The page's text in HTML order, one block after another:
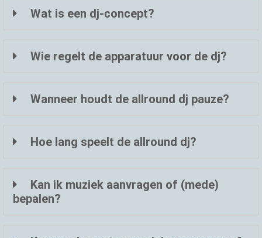
Wat is een dj-concept?
Wie regelt de apparatuur voor de dj?
Wanneer houdt de allround dj pauze?
Hoe lang speelt de allround dj?
Kan ik muziek aanvragen of (mede)
bepalen?